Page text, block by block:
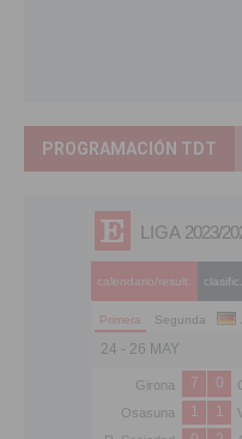
PROGRAMACIÓN TDT